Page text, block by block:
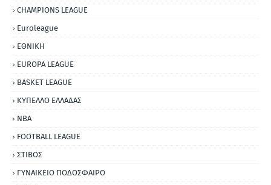
CHAMPIONS LEAGUE
Euroleague
ΕΘΝΙΚΗ
EUROPA LEAGUE
BASKET LEAGUE
ΚΥΠΕΛΛΟ ΕΛΛΑΔΑΣ
NBA
FOOTBALL LEAGUE
ΣΤΙΒΟΣ
ΓΥΝΑΙΚΕΙΟ ΠΟΔΟΣΦΑΙΡΟ